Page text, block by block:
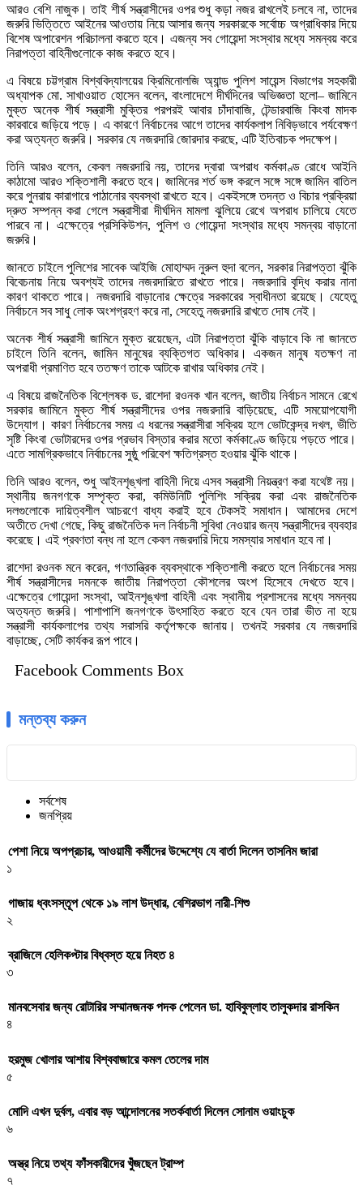
আরও বেশি নাজুক। তাই শীর্ষ সন্ত্রাসীদের ওপর শুধু কড়া নজর রাখলেই চলবে না, তাদের
জরুরি ভিত্তিতে আইনের আওতায় নিয়ে আসার জন্য সরকারকে সর্বোচ্চ অগ্রাধিকার দিয়ে
বিশেষ অপারেশন পরিচালনা করতে হবে। এজন্য সব গোয়েন্দা সংস্থার মধ্যে সমন্বয় করে
নিরাপত্তা বাহিনীগুলোকে কাজ করতে হবে।
এ বিষয়ে চট্টগ্রাম বিশ্ববিদ্যালয়ের ক্রিমিনোলজি অ্যান্ড পুলিশ সায়েন্স বিভাগের সহকারী
অধ্যাপক মো. সাখাওয়াত হোসেন বলেন, বাংলাদেশে দীর্ঘদিনের অভিজ্ঞতা হলো– জামিনে
মুক্ত অনেক শীর্ষ সন্ত্রাসী মুক্তির পরপরই আবার চাঁদাবাজি, টেন্ডারবাজি কিংবা মাদক
কারবারে জড়িয়ে পড়ে। এ কারণে নির্বাচনের আগে তাদের কার্যকলাপ নিবিড়ভাবে পর্যবেক্ষণ
করা অত্যন্ত জরুরি। সরকার যে নজরদারি জোরদার করছে, এটি ইতিবাচক পদক্ষেপ।
তিনি আরও বলেন, কেবল নজরদারি নয়, তাদের দ্বারা অপরাধ কর্মকাণ্ড রোধে আইনি
কাঠামো আরও শক্তিশালী করতে হবে। জামিনের শর্ত ভঙ্গ করলে সঙ্গে সঙ্গে জামিন বাতিল
করে পুনরায় কারাগারে পাঠানোর ব্যবস্থা রাখতে হবে। একইসঙ্গে তদন্ত ও বিচার প্রক্রিয়া
দ্রুত সম্পন্ন করা গেলে সন্ত্রাসীরা দীর্ঘদিন মামলা ঝুলিয়ে রেখে অপরাধ চালিয়ে যেতে
পারবে না। এক্ষেত্রে প্রসিকিউশন, পুলিশ ও গোয়েন্দা সংস্থার মধ্যে সমন্বয় বাড়ানো
জরুরি।
জানতে চাইলে পুলিশের সাবেক আইজি মোহাম্মদ নুরুল হুদা বলেন, সরকার নিরাপত্তা ঝুঁকি
বিবেচনায় নিয়ে অবশ্যই তাদের নজরদারিতে রাখতে পারে। নজরদারি বৃদ্ধি করার নানা
কারণ থাকতে পারে। নজরদারি বাড়ানোর ক্ষেত্রে সরকারের স্বাধীনতা রয়েছে। যেহেতু
নির্বাচনে সব সাধু লোক অংশগ্রহণ করে না, সেহেতু নজরদারি রাখতে দোষ নেই।
অনেক শীর্ষ সন্ত্রাসী জামিনে মুক্ত রয়েছেন, এটা নিরাপত্তা ঝুঁকি বাড়াবে কি না জানতে
চাইলে তিনি বলেন, জামিন মানুষের ব্যক্তিগত অধিকার। একজন মানুষ যতক্ষণ না
অপরাধী প্রমাণিত হবে ততক্ষণ তাকে আটকে রাখার অধিকার নেই।
এ বিষয়ে রাজনৈতিক বিশ্লেষক ড. রাশেদা রওনক খান বলেন, জাতীয় নির্বাচন সামনে রেখে
সরকার জামিনে মুক্ত শীর্ষ সন্ত্রাসীদের ওপর নজরদারি বাড়িয়েছে, এটি সময়োপযোগী
উদ্যোগ। কারণ নির্বাচনের সময় এ ধরনের সন্ত্রাসীরা সক্রিয় হলে ভোটকেন্দ্র দখল, ভীতি
সৃষ্টি কিংবা ভোটারদের ওপর প্রভাব বিস্তার করার মতো কর্মকাণ্ডে জড়িয়ে পড়তে পারে।
এতে সামগ্রিকভাবে নির্বাচনের সুষ্ঠু পরিবেশ ক্ষতিগ্রস্ত হওয়ার ঝুঁকি থাকে।
তিনি আরও বলেন, শুধু আইনশৃঙ্খলা বাহিনী দিয়ে এসব সন্ত্রাসী নিয়ন্ত্রণ করা যথেষ্ট নয়।
স্থানীয় জনগণকে সম্পৃক্ত করা, কমিউনিটি পুলিশিং সক্রিয় করা এবং রাজনৈতিক
দলগুলোকে দায়িত্বশীল আচরণে বাধ্য করাই হবে টেকসই সমাধান। আমাদের দেশে
অতীতে দেখা গেছে, কিছু রাজনৈতিক দল নির্বাচনী সুবিধা নেওয়ার জন্য সন্ত্রাসীদের ব্যবহার
করেছে। এই প্রবণতা বন্ধ না হলে কেবল নজরদারি দিয়ে সমস্যার সমাধান হবে না।
রাশেদা রওনক মনে করেন, গণতান্ত্রিক ব্যবস্থাকে শক্তিশালী করতে হলে নির্বাচনের সময়
শীর্ষ সন্ত্রাসীদের দমনকে জাতীয় নিরাপত্তা কৌশলের অংশ হিসেবে দেখতে হবে।
এক্ষেত্রে গোয়েন্দা সংস্থা, আইনশৃঙ্খলা বাহিনী এবং স্থানীয় প্রশাসনের মধ্যে সমন্বয়
অত্যন্ত জরুরি। পাশাপাশি জনগণকে উৎসাহিত করতে হবে যেন তারা ভীত না হয়ে
সন্ত্রাসী কার্যকলাপের তথ্য সরাসরি কর্তৃপক্ষকে জানায়। তখনই সরকার যে নজরদারি
বাড়াচ্ছে, সেটি কার্যকর রূপ পাবে।
Facebook Comments Box
মন্তব্য করুন
সর্বশেষ
জনপ্রিয়
পেশা নিয়ে অপপ্রচার, আওয়ামী কর্মীদের উদ্দেশ্যে যে বার্তা দিলেন তাসনিম জারা
১
গাজায় ধ্বংসস্তূপ থেকে ১৯ লাশ উদ্ধার, বেশিরভাগ নারী-শিশু
২
ব্রাজিলে হেলিকপ্টার বিধ্বস্ত হয়ে নিহত ৪
৩
মানবসেবার জন্য রোটারির সম্মানজনক পদক পেলেন ডা. হাবিবুল্লাহ তালুকদার রাসকিন
৪
হরমুজ খোলার আশায় বিশ্ববাজারে কমল তেলের দাম
৫
মোদি এখন দুর্বল, এবার বড় আন্দোলনের সতর্কবার্তা দিলেন সোনাম ওয়াংচুক
৬
অস্ত্র নিয়ে তথ্য ফাঁসকারীদের খুঁজছেন ট্রাম্প
৭